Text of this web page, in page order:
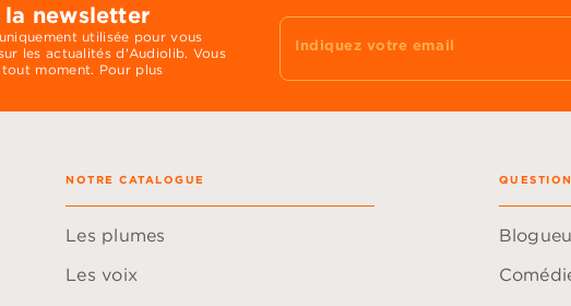
la newsletter
utilisée pour vous
les actualités d'Audiolib. Vous
moment. Pour plus
Indiquez votre email
NOTRE CATALOGUE
Les plumes
Les voix